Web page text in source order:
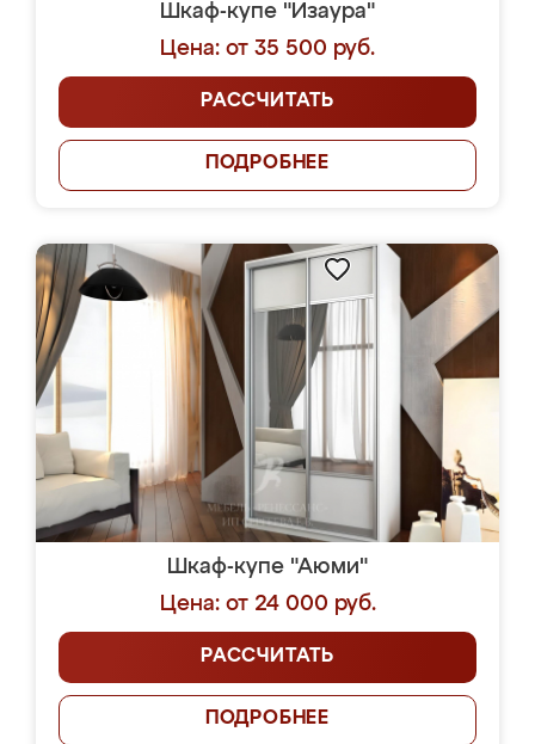
Шкаф-купе "Изаура"
Цена: от 35 500 руб.
РАССЧИТАТЬ
ПОДРОБНЕЕ
Шкаф-купе "Аюми"
Цена: от 24 000 руб.
РАССЧИТАТЬ
ПОДРОБНЕЕ